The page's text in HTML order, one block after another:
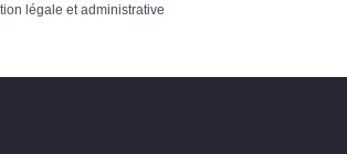
légale et administrative